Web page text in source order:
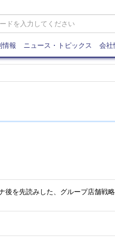
情報 ニュース・トピックス 会社
後を先読みした、グループ店舗戦